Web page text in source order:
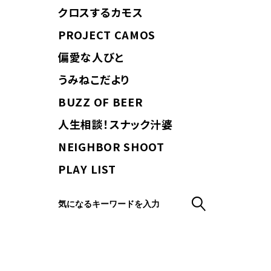
クロスするカモス
PROJECT CAMOS
偏愛な人びと
うみねこだより
BUZZ OF BEER
人生相談！スナック汁婆
NEIGHBOR SHOOT
PLAY LIST